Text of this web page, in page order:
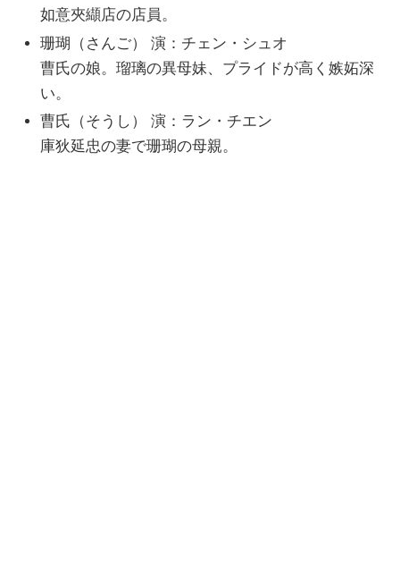
如意夾纈店の店員。
珊瑚（さんご） 演：チェン・シュオ
曹氏の娘。瑠璃の異母妹、プライドが高く嫉妬深
い。
曹氏（そうし） 演：ラン・チエン
庫狄延忠の妻で珊瑚の母親。